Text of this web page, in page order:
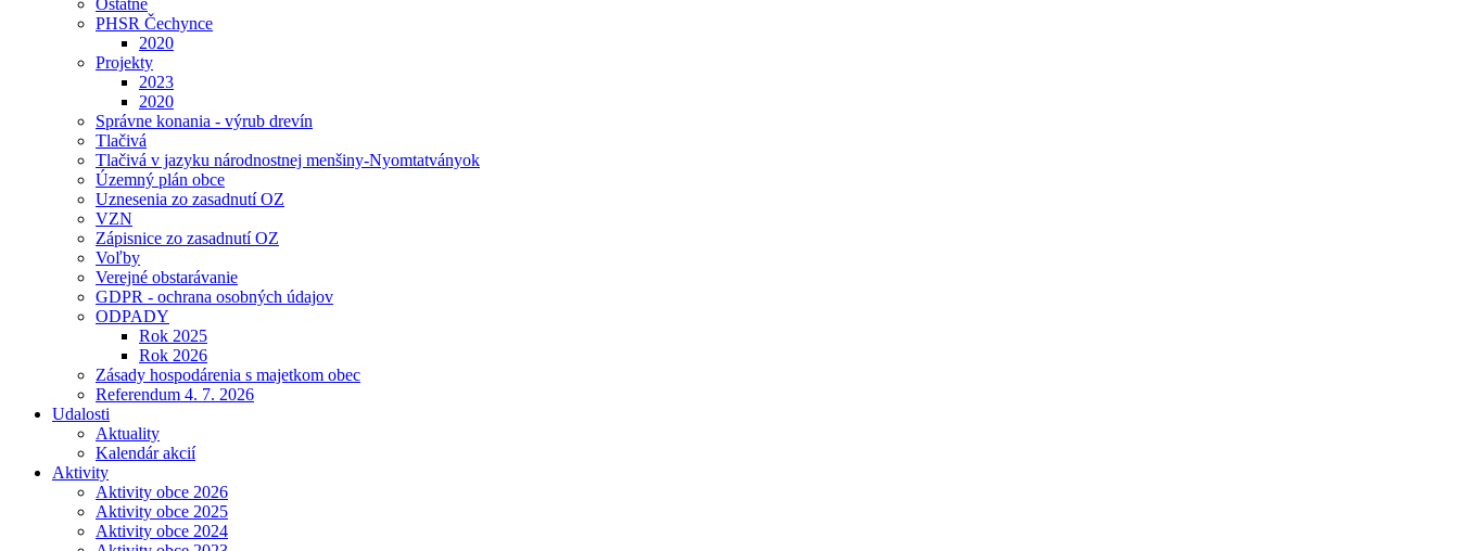
Ostatné
PHSR Čechynce
2020
Projekty
2023
2020
Správne konania - výrub drevín
Tlačivá
Tlačivá v jazyku národnostnej menšiny-Nyomtatványok
Územný plán obce
Uznesenia zo zasadnutí OZ
VZN
Zápisnice zo zasadnutí OZ
Voľby
Verejné obstarávanie
GDPR - ochrana osobných údajov
ODPADY
Rok 2025
Rok 2026
Zásady hospodárenia s majetkom obec
Referendum 4. 7. 2026
Udalosti
Aktuality
Kalendár akcií
Aktivity
Aktivity obce 2026
Aktivity obce 2025
Aktivity obce 2024